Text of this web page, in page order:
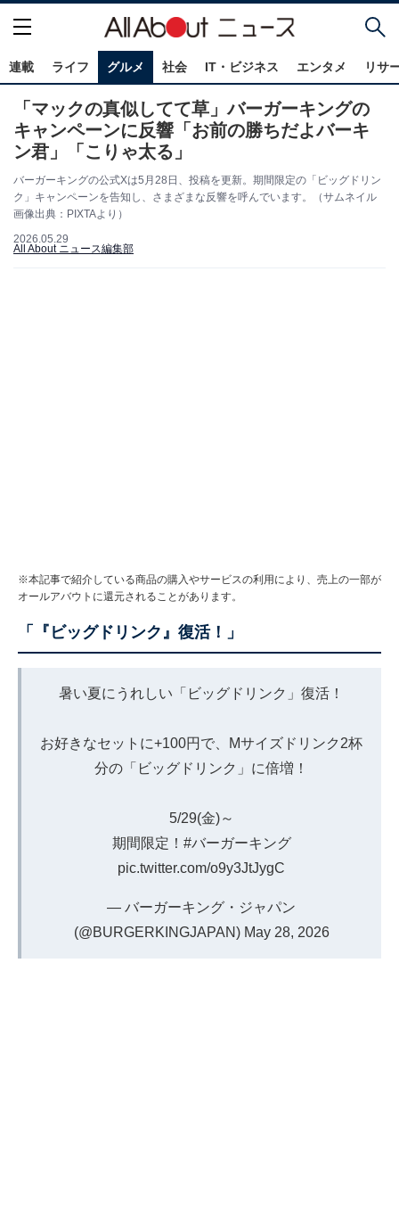
連載 ライフ グルメ 社会 IT・ビジネス エンタメ リサ
「マックの真似してて草」バーガーキングの
キャンペーンに反響「お前の勝ちだよバーキ
ン君」「こりゃ太る」
バーガーキングの公式Xは5月28日、投稿を更新。期間限定の「ビッグドリン
ク」キャンペーンを告知し、さまざまな反響を呼んでいます。（サムネイル
画像出典：PIXTAより）
2026.05.29
All About ニュース編集部
※本記事で紹介している商品の購入やサービスの利用により、売上の一部が
オールアバウトに還元されることがあります。
「『ビッグドリンク』復活！」
暑い夏にうれしい「ビッグドリンク」復活！
お好きなセットに+100円で、Mサイズドリンク2杯
分の「ビッグドリンク」に倍増！
5/29(金)～
期間限定！ #バーガーキング
pic.twitter.com/o9y3JtJygC
— バーガーキング・ジャパン
(@BURGERKINGJAPAN) May 28, 2026